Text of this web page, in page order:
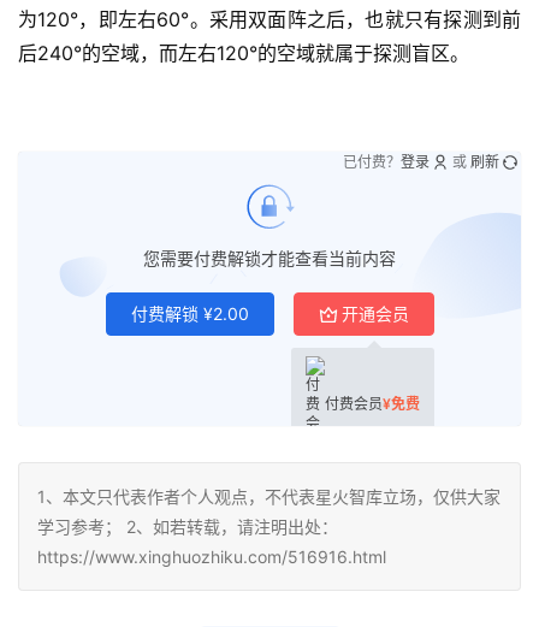
为120°，即左右60°。采用双面阵之后，也就只有探测到前
后240°的空域，而左右120°的空域就属于探测盲区。
您需要付费解锁才能查看当前内容
付费解锁 ¥2.00 开通会员
付费会员¥免费
已付费？ 登录 或 刷新
1、本文只代表作者个人观点，不代表星火智库立场，仅供大家
学习参考； 2、如若转载，请注明出处：
https://www.xinghuozhiku.com/516916.html